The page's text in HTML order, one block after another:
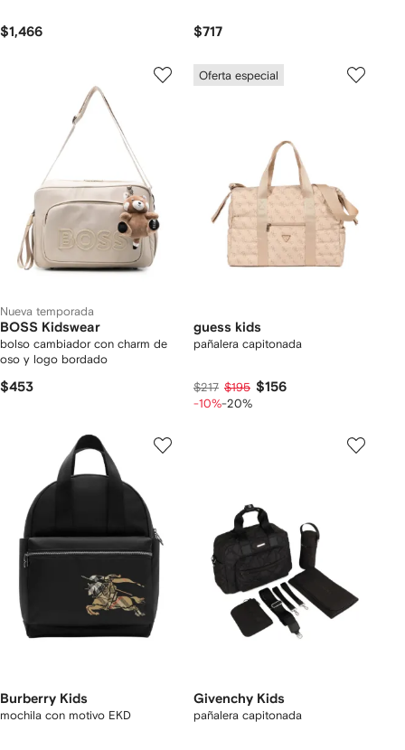
$1,466 $717
Nueva temporada
BOSS Kidswear
bolso cambiador con charm de
oso y logo bordado
$453
Oferta especial
guess kids
pañalera capitonada
$217 $195 $156
-10%-20%
Burberry Kids
mochila con motivo EKD
Givenchy Kids
pañalera capitonada